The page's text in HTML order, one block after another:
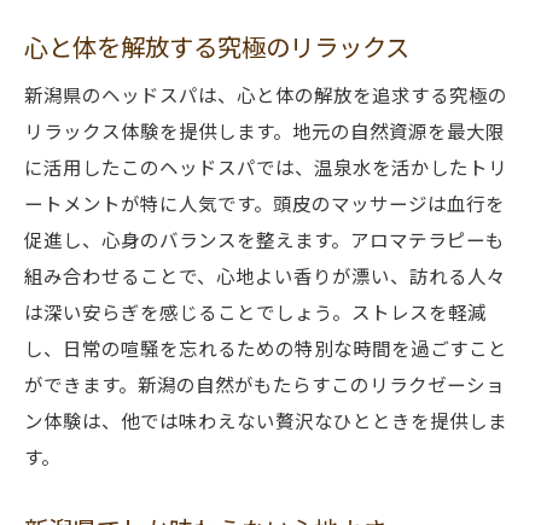
心と体を解放する究極のリラックス
新潟県のヘッドスパは、心と体の解放を追求する究極の
リラックス体験を提供します。地元の自然資源を最大限
に活用したこのヘッドスパでは、温泉水を活かしたトリ
ートメントが特に人気です。頭皮のマッサージは血行を
促進し、心身のバランスを整えます。アロマテラピーも
組み合わせることで、心地よい香りが漂い、訪れる人々
は深い安らぎを感じることでしょう。ストレスを軽減
し、日常の喧騒を忘れるための特別な時間を過ごすこと
ができます。新潟の自然がもたらすこのリラクゼーショ
ン体験は、他では味わえない贅沢なひとときを提供しま
す。